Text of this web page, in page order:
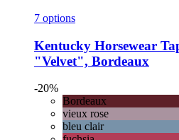
7 options
Kentucky Horsewear
"Velvet", Bordeaux
-20%
Bordeaux
vieux rose
bleu clair